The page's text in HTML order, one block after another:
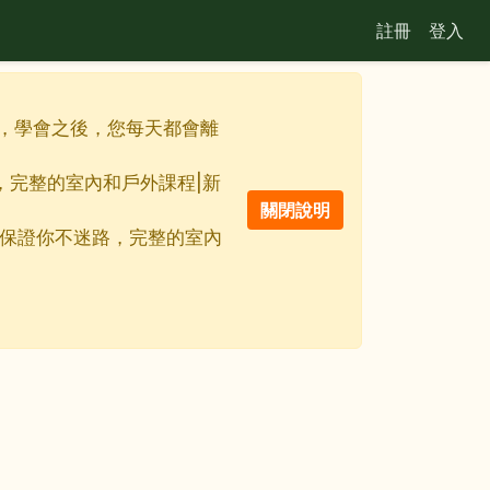
註冊 登入
學會之後，您每天都會離
完整的室內和戶外課程|新
證你不迷路，完整的室內